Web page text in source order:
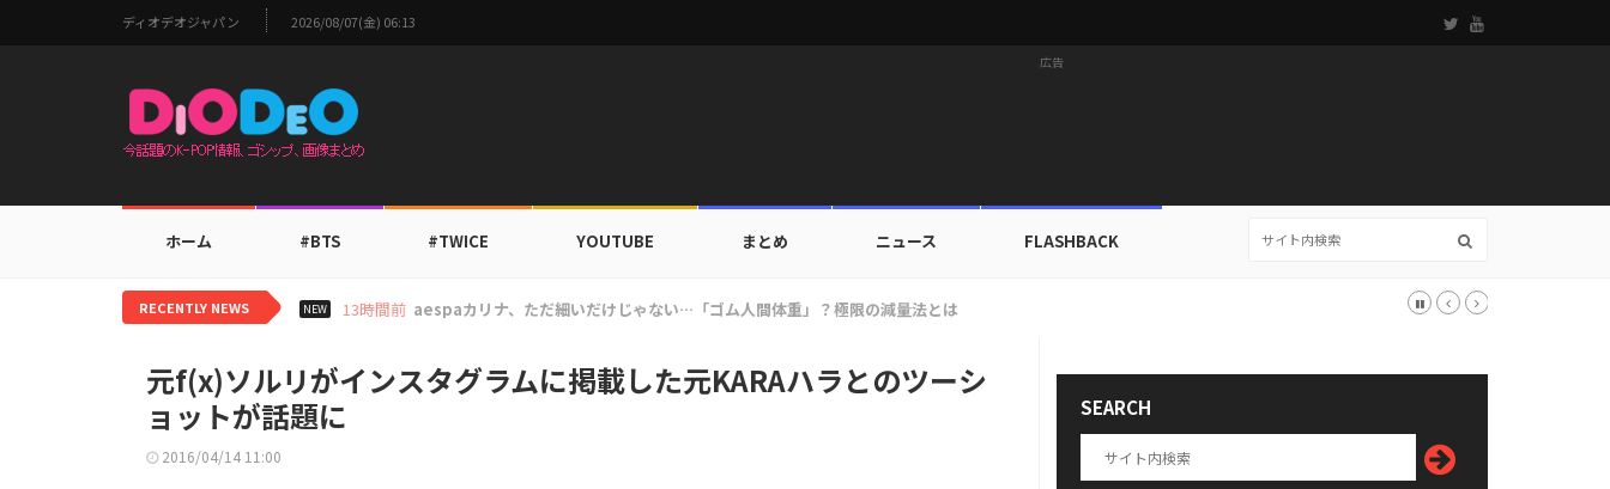
ディオデオジャパン 2026/08/07(金) 06:13
広告
ホーム #BTS #TWICE YOUTUBE まとめ ニュース FLASHBACK
RECENTLY NEWS NEW 15時間前 TWICEモモ、家族にワールドツアーの旅行費用全額サポート！22カ国・64都市以上
元f(x)ソルリがインスタグラムに掲載した元KARAハラとのツーシ
ョットが話題に
2016/04/14 11:00
SEARCH